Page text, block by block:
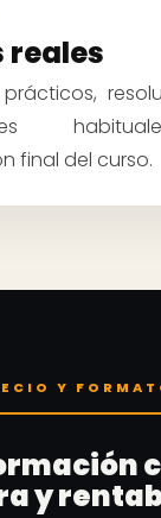
reales
prácticos,
final del curso.
Y
y